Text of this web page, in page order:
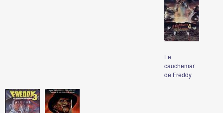
Le
cauchemar
de Freddy